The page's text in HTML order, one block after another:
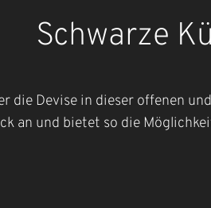
Schwarze
die Devise in dieser offenen
an und bietet so die